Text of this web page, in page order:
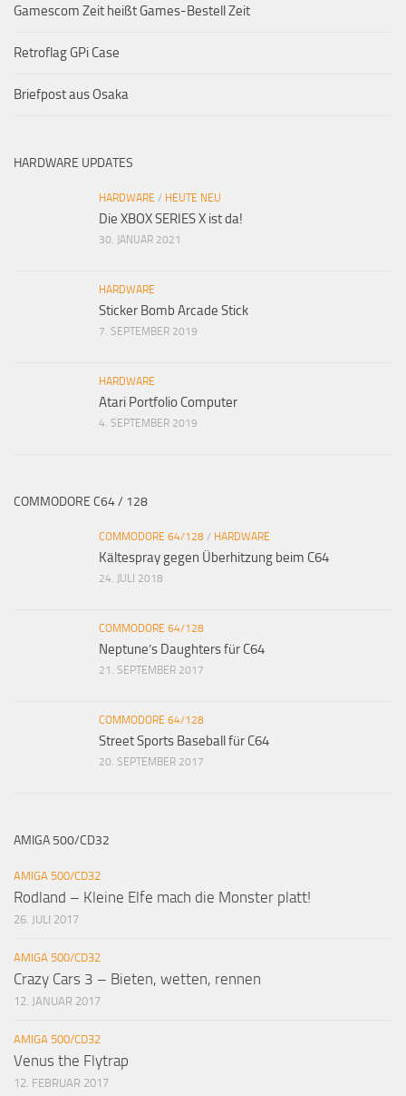
Gamescom Zeit heißt Games-Bestell Zeit
Retroflag GPi Case
Briefpost aus Osaka
HARDWARE UPDATES
HARDWARE / HEUTE NEU
Die XBOX SERIES X ist da!
30. JANUAR 2021
HARDWARE
Sticker Bomb Arcade Stick
7. SEPTEMBER 2019
HARDWARE
Atari Portfolio Computer
4. SEPTEMBER 2019
COMMODORE C64 / 128
COMMODORE 64/128 / HARDWARE
Kältespray gegen Überhitzung beim C64
24. JULI 2018
COMMODORE 64/128
Neptune’s Daughters für C64
21. SEPTEMBER 2017
COMMODORE 64/128
Street Sports Baseball für C64
20. SEPTEMBER 2017
AMIGA 500/CD32
AMIGA 500/CD32
Rodland – Kleine Elfe mach die Monster platt!
26. JULI 2017
AMIGA 500/CD32
Crazy Cars 3 – Bieten, wetten, rennen
12. JANUAR 2017
AMIGA 500/CD32
Venus the Flytrap
12. FEBRUAR 2017